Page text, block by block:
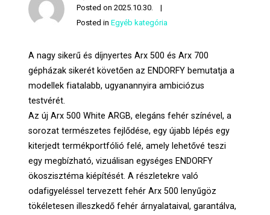
Posted on2025.10.30.
Posted inEgyéb kategória
A nagy sikerű és díjnyertes Arx 500 és Arx 700
gépházak sikerét követően az ENDORFY bemutatja a
modellek fiatalabb, ugyanannyira ambiciózus
testvérét.
Az új Arx 500 White ARGB, elegáns fehér színével, a
sorozat természetes fejlődése, egy újabb lépés egy
kiterjedt termékportfólió felé, amely lehetővé teszi
egy megbízható, vizuálisan egységes ENDORFY
ökoszisztéma kiépítését. A részletekre való
odafigyeléssel tervezett fehér Arx 500 lenyűgöz
tökéletesen illeszkedő fehér árnyalataival, garantálva,